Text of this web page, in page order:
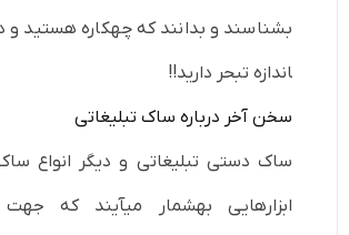
اندازه تبحر دارید!!
سخن آخر درباره ساک تبلیغاتی
ساک دستی تبلیغاتی و دیگر انواع
ابزارهایی به­شمار می­آیند که